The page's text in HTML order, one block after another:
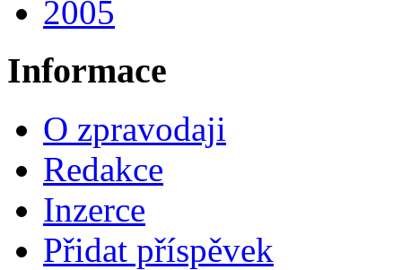
2005
Informace
O zpravodaji
Redakce
Inzerce
Přidat příspěvek